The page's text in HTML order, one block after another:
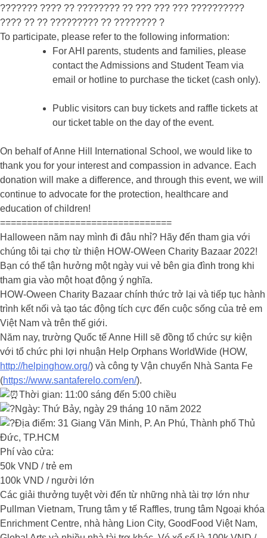
??????? ???? ?? ???????? ?? ??? ??? ??? ??????????
???? ?? ?? ????????? ?? ???????? ?
To participate, please refer to the following information:
For AHI parents, students and families, please
contact the Admissions and Student Team via
email or hotline to purchase the ticket (cash only).
Public visitors can buy tickets and raffle tickets at
our ticket table on the day of the event.
On behalf of Anne Hill International School, we would like to
thank you for your interest and compassion in advance. Each
donation will make a difference, and through this event, we will
continue to advocate for the protection, healthcare and
education of children!
================================
Halloween năm nay mình đi đâu nhỉ? Hãy đến tham gia với
chúng tôi tại chợ từ thiện HOW-OWeen Charity Bazaar 2022!
Bạn có thể tận hưởng một ngày vui vẻ bên gia đình trong khi
tham gia vào một hoạt động ý nghĩa.
HOW-Oween Charity Bazaar chính thức trở lại và tiếp tục hành
trình kết nối và tạo tác động tích cực đến cuộc sống của trẻ em
Việt Nam và trên thế giới.
Năm nay, trường Quốc tế Anne Hill sẽ đồng tổ chức sự kiện
với tổ chức phi lợi nhuận Help Orphans WorldWide (HOW,
http://helpinghow.org/) và công ty Vận chuyển Nhà Santa Fe
(https://www.santaferelo.com/en/).
Thời gian: 11:00 sáng đến 5:00 chiều
Ngày: Thứ Bảy, ngày 29 tháng 10 năm 2022
Địa điểm: 31 Giang Văn Minh, P. An Phú, Thành phố Thủ
Đức, TP.HCM
Phí vào cửa:
50k VND / trẻ em
100k VND / người lớn
Các giải thưởng tuyệt vời đến từ những nhà tài trợ lớn như
Pullman Vietnam, Trung tâm y tế Raffles, trung tâm Ngoại khóa
Enrichment Centre, nhà hàng Lion City, GoodFood Việt Nam,